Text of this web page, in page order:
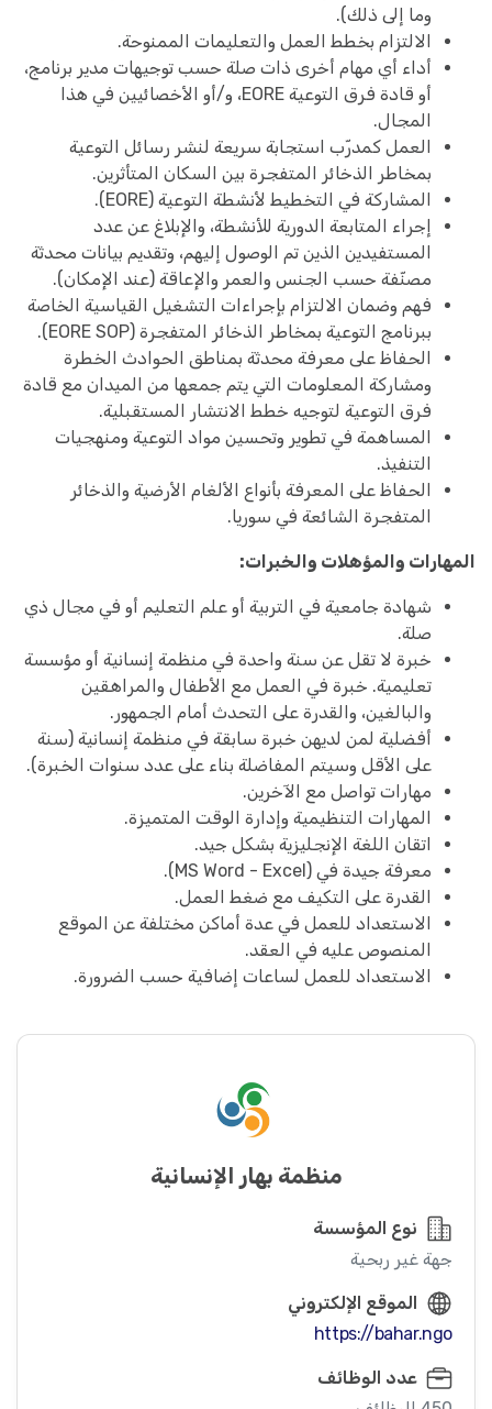
وما إلى ذلك).
الالتزام بخطط العمل والتعليمات الممنوحة.
أداء أي مهام أخرى ذات صلة حسب توجيهات مدير برنامج،
أو قادة فرق التوعية EORE، و/أو الأخصائيين في هذا
المجال.
العمل كمدرّب استجابة سريعة لنشر رسائل التوعية
بمخاطر الذخائر المتفجرة بين السكان المتأثرين.
المشاركة في التخطيط لأنشطة التوعية (EORE).
إجراء المتابعة الدورية للأنشطة، والإبلاغ عن عدد
المستفيدين الذين تم الوصول إليهم، وتقديم بيانات محدثة
مصنّفة حسب الجنس والعمر والإعاقة (عند الإمكان).
فهم وضمان الالتزام بإجراءات التشغيل القياسية الخاصة
ببرنامج التوعية بمخاطر الذخائر المتفجرة (EORE SOP).
الحفاظ على معرفة محدثة بمناطق الحوادث الخطرة
ومشاركة المعلومات التي يتم جمعها من الميدان مع قادة
فرق التوعية لتوجيه خطط الانتشار المستقبلية.
المساهمة في تطوير وتحسين مواد التوعية ومنهجيات
التنفيذ.
الحفاظ على المعرفة بأنواع الألغام الأرضية والذخائر
المتفجرة الشائعة في سوريا.
المهارات والمؤهلات والخبرات:
شهادة جامعية في التربية أو علم التعليم أو في مجال ذي
صلة.
خبرة لا تقل عن سنة واحدة في منظمة إنسانية أو مؤسسة
تعليمية. خبرة في العمل مع الأطفال والمراهقين
والبالغين، والقدرة على التحدث أمام الجمهور.
أفضلية لمن لديهن خبرة سابقة في منظمة إنسانية (سنة
على الأقل وسيتم المفاضلة بناء على عدد سنوات الخبرة).
مهارات تواصل مع الآخرين.
المهارات التنظيمية وإدارة الوقت المتميزة.
اتقان اللغة الإنجليزية بشكل جيد.
معرفة جيدة في (MS Word - Excel).
القدرة على التكيف مع ضغط العمل.
الاستعداد للعمل في عدة أماكن مختلفة عن الموقع
المنصوص عليه في العقد.
الاستعداد للعمل لساعات إضافية حسب الضرورة.
منظمة بهار الإنسانية
نوع المؤسسة
جهة غير ربحية
الموقع الإلكتروني
https://bahar.ngo
عدد الوظائف